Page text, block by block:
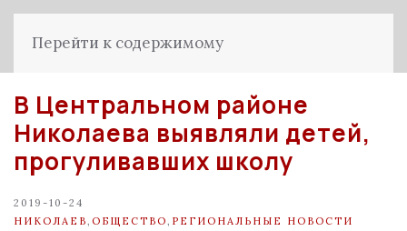
Перейти к содержимому
В Центральном районе
Николаева выявляли детей,
прогуливавших школу
2019-10-24
НИКОЛАЕВ ОБЩЕСТВО РЕГИОНАЛЬНЫЕ НОВОСТИ